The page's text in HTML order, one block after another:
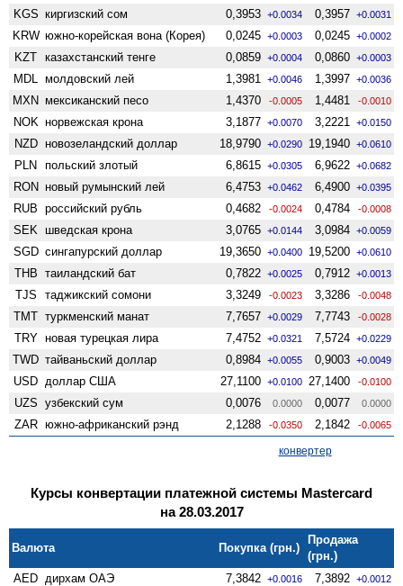
KGS киргизский сом 0,3953 +0.0034 0,3957 +0.0031
KRW южно-корейская вона (Корея) 0,0245 +0.0003 0,0245 +0.0002
KZT казахстанский тенге 0,0859 +0.0004 0,0860 +0.0003
MDL молдовский лей 1,3981 +0.0046 1,3997 +0.0036
MXN мексиканский песо 1,4370 -0.0005 1,4481 -0.0010
NOK норвежская крона 3,1877 +0.0070 3,2221 +0.0150
NZD ново­зеландский доллар 18,9790 +0.0290 19,1940 +0.0610
PLN польский злотый 6,8615 +0.0305 6,9622 +0.0682
RON новый румынский лей 6,4753 +0.0462 6,4900 +0.0395
RUB российский рубль 0,4682 -0.0024 0,4784 -0.0008
SEK шведская крона 3,0765 +0.0144 3,0984 +0.0059
SGD сингапурский доллар 19,3650 +0.0400 19,5200 +0.0610
THB таиландский бат 0,7822 +0.0025 0,7912 +0.0013
TJS таджикский сомони 3,3249 -0.0023 3,3286 -0.0048
TMT туркменский манат 7,7657 +0.0029 7,7743 -0.0028
TRY новая турецкая лира 7,4752 +0.0321 7,5724 +0.0229
TWD тайваньский доллар 0,8984 +0.0055 0,9003 +0.0049
USD доллар США 27,1100 +0.0100 27,1400 -0.0100
UZS узбекский сум 0,0076 0.0000 0,0077 0.0000
ZAR южно-африканский рэнд 2,1288 -0.0350 2,1842 -0.0065
конвертер
Курсы конвертации платежной системы Mastercard
на 28.03.2017
Валюта Покупка (грн.)
Продажа
(грн.)
AED дирхам ОАЭ 7,3842 +0.0016 7,3892 +0.0012